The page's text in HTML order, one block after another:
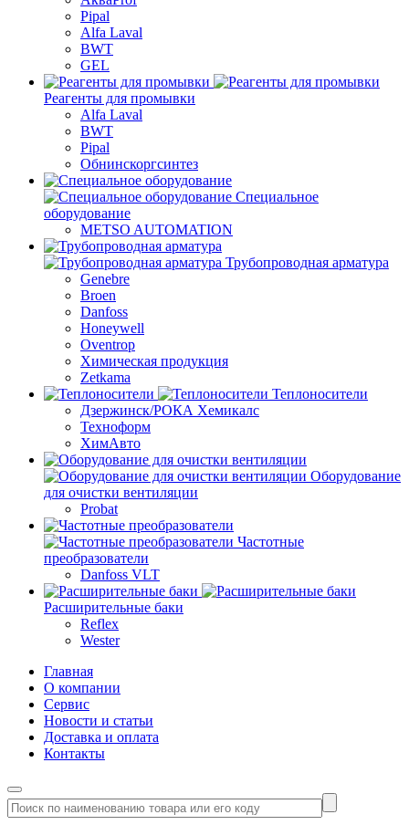
Pipal
Alfa Laval
BWT
GEL
Реагенты для промывки
Alfa Laval
BWT
Pipal
Обнинскоргсинтез
Специальное
оборудование
METSO AUTOMATION
Трубопроводная арматура
Genebre
Broen
Danfoss
Honeywell
Oventrop
Химическая продукция
Zetkama
Теплоносители
Дзержинск/РОКА Хемикалс
Техноформ
ХимАвто
Оборудование
для очистки вентиляции
Probat
Частотные
преобразователи
Danfoss VLT
Расширительные баки
Reflex
Wester
Главная
О компании
Сервис
Новости и статьи
Доставка и оплата
Контакты